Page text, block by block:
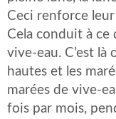
Ceci renforce
Cela conduit à ce
vive-eau. C’est là
hautes et les
marées de vive-
fois par mois,